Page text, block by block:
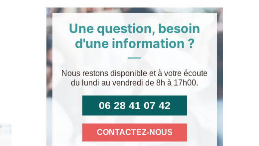
Une question, besoin
d'une information ?
Nous restons disponible et à votre écoute
du lundi au vendredi de 8h à 17h00.
06 28 41 07 42
CONTACTEZ-NOUS